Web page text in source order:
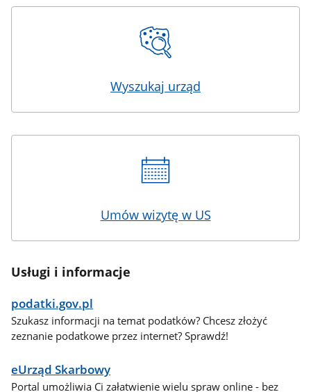
Wyszukaj urząd
Umów wizytę w US
Usługi i informacje
podatki.gov.pl
Szukasz informacji na temat podatków? Chcesz złożyć
zeznanie podatkowe przez internet? Sprawdź!
eUrząd Skarbowy
Portal umożliwia Ci załatwienie wielu spraw online - bez